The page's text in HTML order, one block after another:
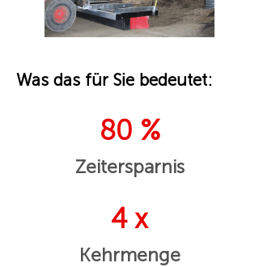
Was das für Sie bedeutet:
80 %
Zeitersparnis
4 x
Kehrmenge